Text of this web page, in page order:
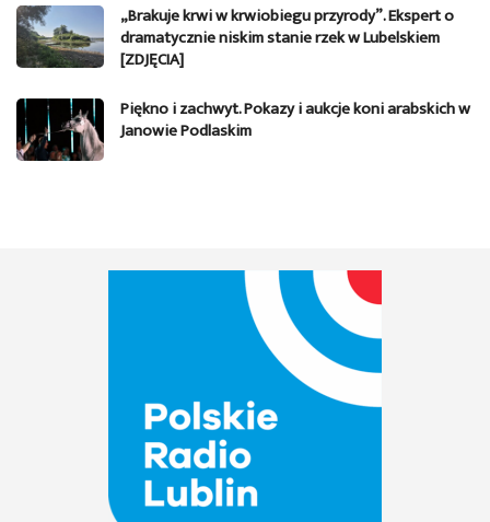
„Brakuje krwi w krwiobiegu przyrody”. Ekspert o
dramatycznie niskim stanie rzek w Lubelskiem
[ZDJĘCIA]
Piękno i zachwyt. Pokazy i aukcje koni arabskich w
Janowie Podlaskim